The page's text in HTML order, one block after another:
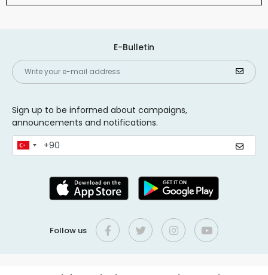
E-Bulletin
Sign up to be informed about campaigns,
announcements and notifications.
Follow us